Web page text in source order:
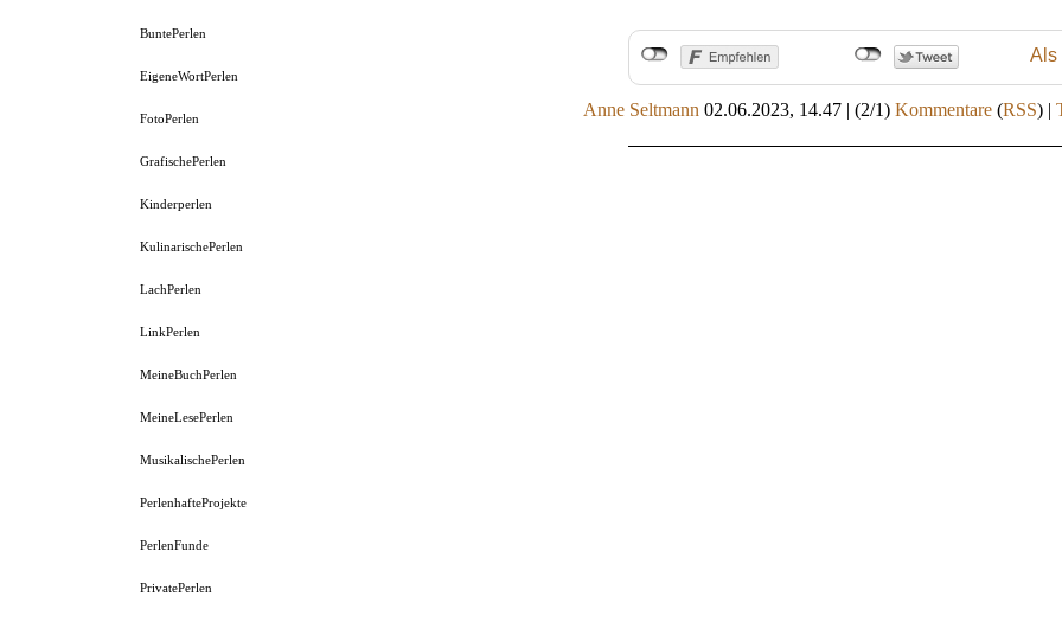
Als
Anne Seltmann 02.06.2023, 14.47 | (2/1) Kommentare (RSS) |
BuntePerlen
EigeneWortPerlen
FotoPerlen
GrafischePerlen
Kinderperlen
KulinarischePerlen
LachPerlen
LinkPerlen
MeineBuchPerlen
MeineLesePerlen
MusikalischePerlen
PerlenhafteProjekte
PerlenFunde
PrivatePerlen